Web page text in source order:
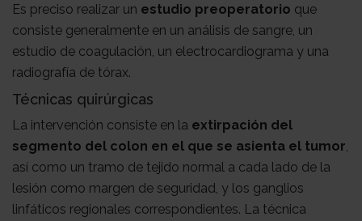
Es preciso realizar un estudio preoperatorio que
consiste generalmente en un análisis de sangre, un
estudio de coagulación, un electrocardiograma y una
radiografía de tórax.
Técnicas quirúrgicas
La intervención consiste en la extirpación del
segmento del colon en el que se asienta el tumor
así como un tramo de tejido normal a cada lado de la
lesión como margen de seguridad, y los ganglios
linfáticos regionales correspondientes. La técnica